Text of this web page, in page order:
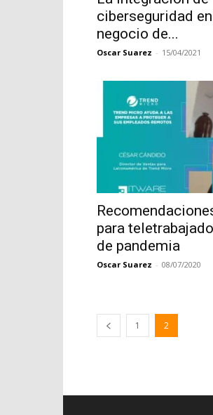
ciberseguridad
negocio de...
Oscar Suarez - 15/04/2021
para
de pandemia
Oscar Suarez - 08/07/2020
1 2